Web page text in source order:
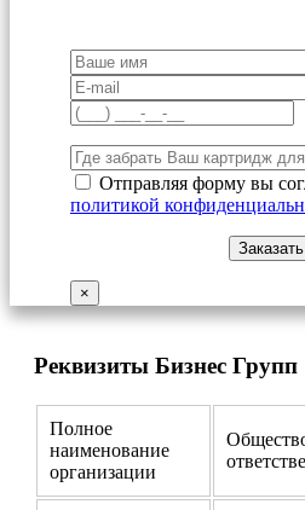
Отправляя форму вы
политикой
×
Реквизиты Бизнес Групп
Полное
наименование
организации